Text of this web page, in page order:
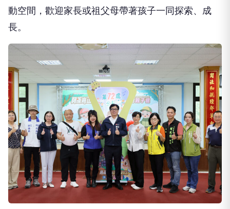
動空間，歡迎家長或祖父母帶著孩子一同探索、成
長。